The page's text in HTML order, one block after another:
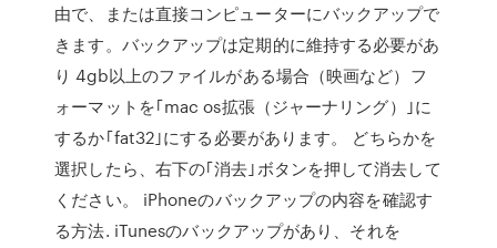
由で、または直接コンピューターにバックアップで
きます。バックアップは定期的に維持する必要があ
り 4gb以上のファイルがある場合（映画など）フ
ォーマットを｢mac os拡張（ジャーナリング）｣に
するか｢fat32｣にする必要があります。 どちらかを
選択したら、右下の｢消去｣ボタンを押して消去して
ください。 iPhoneのバックアップの内容を確認す
る方法. iTunesのバックアップがあり、それを